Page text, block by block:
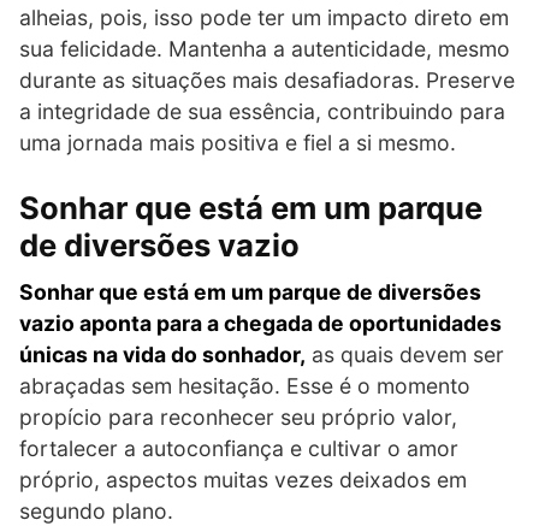
alheias, pois, isso pode ter um impacto direto em
sua felicidade. Mantenha a autenticidade, mesmo
durante as situações mais desafiadoras. Preserve
a integridade de sua essência, contribuindo para
uma jornada mais positiva e fiel a si mesmo.
Sonhar que está em um parque
de diversões vazio
Sonhar que está em um parque de diversões
vazio aponta para a chegada de oportunidades
únicas na vida do sonhador, as quais devem ser
abraçadas sem hesitação. Esse é o momento
propício para reconhecer seu próprio valor,
fortalecer a autoconfiança e cultivar o amor
próprio, aspectos muitas vezes deixados em
segundo plano.